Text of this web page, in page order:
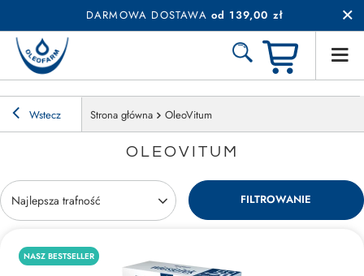
DARMOWA DOSTAWA od 139,00 zł
Wstecz Strona główna OleoVitum
OLEOVITUM
Zmień sortowanie
Najlepsza trafność FILTROWANIE
NASZ BESTSELLER